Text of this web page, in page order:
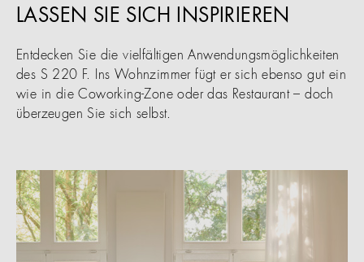
LASSEN SIE SICH INSPIRIEREN
Entdecken Sie die vielfältigen Anwendungsmöglichkeiten
des S 220 F. Ins Wohnzimmer fügt er sich ebenso gut ein
wie in die Coworking-Zone oder das Restaurant – doch
überzeugen Sie sich selbst.